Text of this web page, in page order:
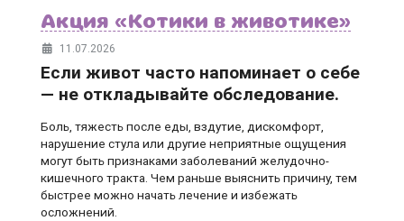
Акция «Котики в животике»
11.07.2026
Если живот часто напоминает о себе
— не откладывайте обследование.
Боль, тяжесть после еды, вздутие, дискомфорт,
нарушение стула или другие неприятные ощущения
могут быть признаками заболеваний желудочно-
кишечного тракта. Чем раньше выяснить причину, тем
быстрее можно начать лечение и избежать
осложнений.